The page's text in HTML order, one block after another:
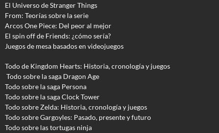
El Universo de Stranger Things
From: Teorías sobre la serie
Arcos One Piece: Del peor al mejor
El spin off de Friends: ¿cómo sería?
Juegos de mesa basados en videojuegos
Todo de Kingdom Hearts: Historia, cronología y juegos
Todo sobre la saga Dragon Age
Todo sobre la saga Persona
Todo sobre la saga Clock Tower
Todo sobre Zelda: Historia, cronología y juegos
Todo sobre Gargoyles: Pasado, presente y futuro
Todo sobre las tortugas ninja